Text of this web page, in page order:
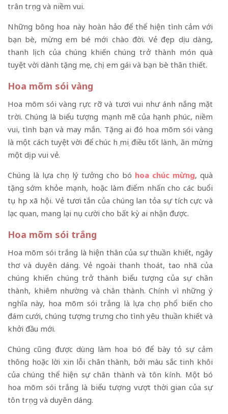
trân trọng và niềm vui.
Những bông hoa này hoàn hảo để thể hiện tình cảm với
bạn bè, mừng em bé mới chào đời. Vẻ đẹp dịu dàng,
thanh lịch của chúng khiến chúng trở thành món quà
tuyệt vời dành tặng mẹ, chị em gái và bạn bè thân thiết.
Hoa mõm sói vàng
Hoa mõm sói vàng rực rỡ và tươi vui như ánh nắng mặt
trời. Chúng là biểu tượng mạnh mẽ của hạnh phúc, niềm
vui, tình bạn và may mắn. Tặng ai đó hoa mõm sói vàng
là một cách tuyệt vời để chúc họ mọi điều tốt lành, ăn mừng
một dịp vui vẻ.
Chúng là lựa chọn lý tưởng cho bó hoa chúc mừng, quà
tặng sớm khỏe mạnh, hoặc làm điểm nhấn cho các buổi
tụ họp xã hội. Vẻ tươi tắn của chúng lan tỏa sự tích cực và
lạc quan, mang lại nụ cười cho bất kỳ ai nhận được.
Hoa mõm sói trắng
Hoa mõm sói trắng là hiện thân của sự thuần khiết, ngây
thơ và duyên dáng. Vẻ ngoài thanh thoát, tao nhã của
chúng khiến chúng trở thành biểu tượng của sự chân
thành, khiêm nhường và chân thành. Chính vì những ý
nghĩa này, hoa mõm sói trắng là lựa chọn phổ biến cho
đám cưới, chúng tượng trưng cho tình yêu thuần khiết và
khởi đầu mới.
Chúng cũng được dùng làm hoa bó để bày tỏ sự cảm
thông hoặc lời xin lỗi chân thành, bởi màu sắc tinh khôi
của chúng thể hiện sự chân thành và tôn kính. Một bó
hoa mõm sói trắng là biểu tượng vượt thời gian của sự
tôn trọng và duyên dáng.